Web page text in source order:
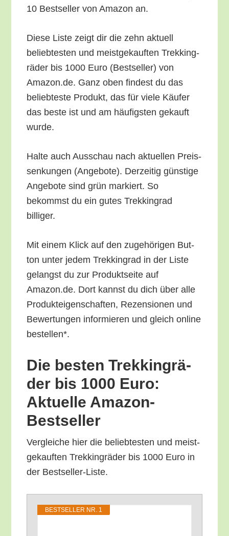
10 Best­sel­ler von Ama­zon an.
Die­se Lis­te zeigt dir die zehn aktu­ell
belieb­tes­ten und meist­ge­kauf­ten Trek­king­
rä­der bis 1000 Euro (Best­sel­ler) von
Amazon.de. Ganz oben fin­dest du das
belieb­tes­te Pro­dukt, das für vie­le Käu­fer
das bes­te ist und am häu­figs­ten gekauft
wurde.
Hal­te auch Aus­schau nach aktu­el­len Preis­
sen­kun­gen (Ange­bo­te). Der­zei­tig güns­ti­ge
Ange­bo­te sind grün mar­kiert. So
bekommst du ein gutes Trek­king­rad
billiger.
Mit einem Klick auf den zuge­hö­ri­gen But­
ton unter jedem Trek­king­rad in der Lis­te
gelangst du zur Pro­dukt­sei­te auf
Amazon.de. Dort kannst du dich über alle
Pro­duk­tei­gen­schaf­ten, Rezen­sio­nen und
Bewer­tun­gen infor­mie­ren und gleich online
bestellen*.
Die bes­ten Trek­king­rä­
der bis 1000 Euro:
Aktu­el­le Amazon-
Bestseller
Ver­glei­che hier die belieb­tes­ten und meist­
ge­kauf­ten Trek­king­rä­der bis 1000 Euro in
der Bestseller-Liste.
BEST­SEL­LER NR. 1